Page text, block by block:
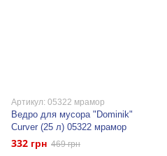
Артикул: 05322 мрамор
Ведро для мусора "Dominik"
Curver (25 л) 05322 мрамор
332 грн 469 грн